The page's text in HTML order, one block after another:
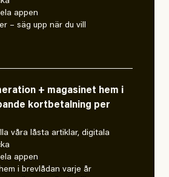
appen
– säg upp när du vill
+ magasinet hem i
kortbetalning per
våra låsta artiklar, digitala
appen
i brevlådan varje år